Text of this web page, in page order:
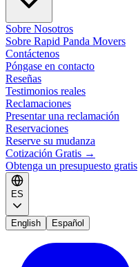
Sobre Nosotros
Sobre Rapid Panda Movers
Contáctenos
Póngase en contacto
Reseñas
Testimonios reales
Reclamaciones
Presentar una reclamación
Reservaciones
Reserve su mudanza
Cotización Gratis →
Obtenga un presupuesto gratis
ES
English Español